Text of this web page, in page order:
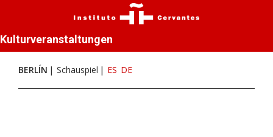
Kulturveranstaltungen
BERLÍN Schauspiel ES DE